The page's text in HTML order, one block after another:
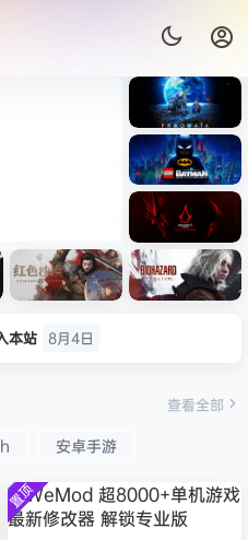
Creed
中文
《识质存
在/PRAG
MATA》
免安装中
文版
《乐高蝙
蝠侠：黑
暗骑士之
Dark
Creed
拟机
n Desert
HYPERVI
SOR）免
安装中文
版
9：安魂
Requiem
）免安装
中文版
本站
8月4日
8月2日
7月31日
点积分
7月31日
安卓手游
查看全部
置顶